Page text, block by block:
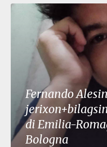
Fernando
di Emilia-
Bologna